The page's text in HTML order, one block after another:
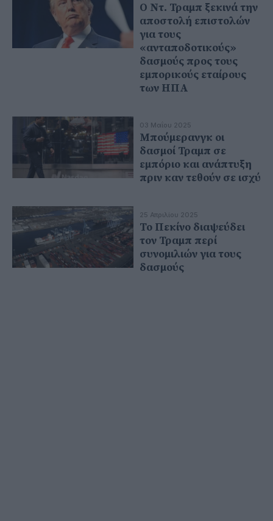
Ο Ντ. Τραμπ ξεκινά την
αποστολή επιστολών
για τους
«ανταποδοτικούς»
δασμούς προς τους
εμπορικούς εταίρους
των ΗΠΑ
03 Μαΐου 2025
Μπούμερανγκ οι
δασμοί Τραμπ σε
εμπόριο και ανάπτυξη
πριν καν τεθούν σε ισχύ
25 Απριλίου 2025
Το Πεκίνο διαψεύδει
τον Τραμπ περί
συνομιλιών για τους
δασμούς